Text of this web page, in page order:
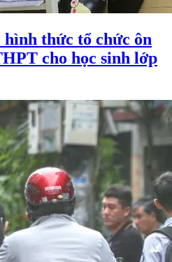
thức tổ chức ôn
cho học sinh lớp